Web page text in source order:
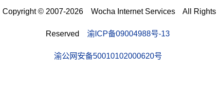
Copyright © 2007-2026 Wocha Internet Services All Rights
Reserved 渝ICP备09004988号-13
渝公网安备50010102000620号